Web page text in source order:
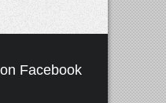
Facebook